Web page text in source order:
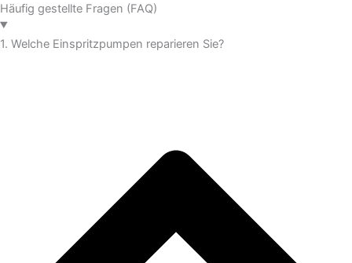
Häufig gestellte Fragen (FAQ)
1. Welche Einspritzpumpen reparieren Sie?